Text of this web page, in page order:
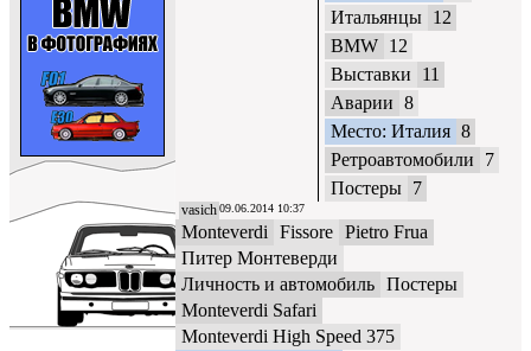
Итальянцы 12
BMW 12
Выставки
11
Аварии 8
Место: Италия 8
Ретроавтомобили
7
Постеры 7
vasich09.06.2014 10:37
Monteverdi Fissore Pietro Frua
Питер Монтеверди
Личность и автомобиль Постеры
Monteverdi Safari
Monteverdi High Speed 375